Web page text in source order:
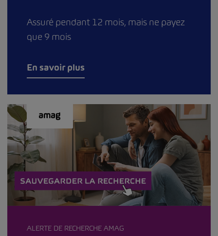
Assuré pendant 12 mois, mais ne payez
que 9 mois
En savoir plus
ALERTE DE RECHERCHE AMAG